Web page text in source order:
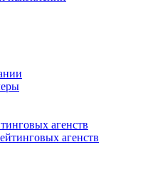
агенств
агенств